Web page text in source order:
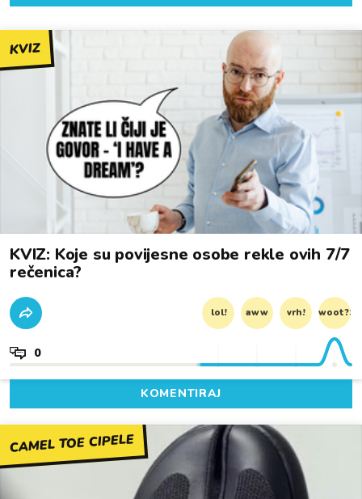
KVIZ
KVIZ: Koje su povijesne osobe rekle ovih 7/7
rečenica?
lol! aww vrh! woot?!
0
KOMENTIRAJ
CAMEL TOE CIPELE